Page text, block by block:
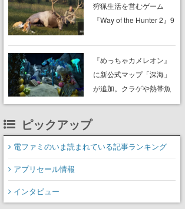
狩猟生活を営むゲーム
『Way of the Hunter 2』9
定。猟犬は動物を追跡し
てくれる忠実な相棒とし
て登場し、冒険を重ねる
と成長する。記念撮影も
可能
『めっちゃカメレオン』
に新公式マップ「深海」
が追加。クラゲや熱帯魚
が泳ぎ、海底にはサンゴ
ピックアップ
電ファミのいま読まれている記事ランキング
アプリセール情報
インタビュー